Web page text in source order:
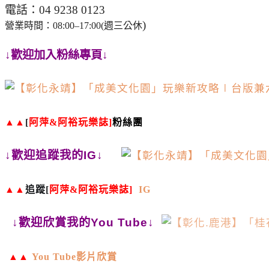
電話： 04 9238 0123
營業時間： 08:00–17:00(週三公休)
↓歡迎加入粉絲專頁↓
▲▲ [ 阿萍& 阿裕玩樂誌]粉絲團
↓歡迎追蹤我的IG↓
▲▲ 追蹤[ 阿萍& 阿裕玩樂誌] IG
↓歡迎欣賞我的You Tube↓
▲▲ You Tube影片欣賞